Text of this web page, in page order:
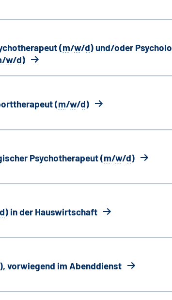
(m/w/d) und/oder
/w/d)
(m/w/d)
Psychotherapeut (m/w/d)
) in der Hauswirtschaft
vorwiegend im Abenddienst